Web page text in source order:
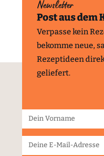
Newsletter
Post aus dem
Verpasse kein
bekomme neue,
Rezeptideen
geliefert.